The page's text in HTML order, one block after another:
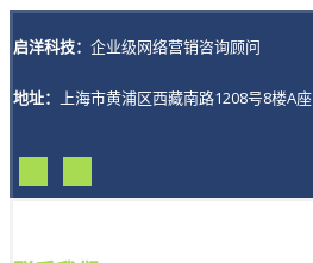
启洋科技： 企业级网络营销咨询顾问
地址： 上海市黄浦区西藏南路1208号8楼A座